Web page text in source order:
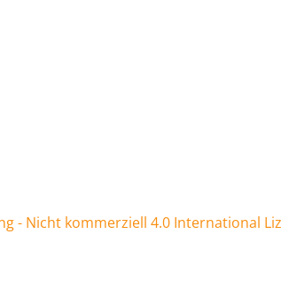
- Nicht kommerziell 4.0 International